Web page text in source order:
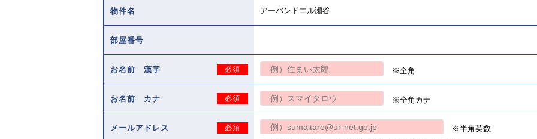
物件名 アーバンドエル瀬谷
部屋番号
お名前 漢字 必須 ※全角
お名前 カナ 必須 ※全角カナ
メールアドレス 必須 ※半角英数